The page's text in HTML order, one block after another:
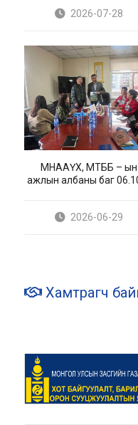
2026-07-28
МНААҮХ, МТББ – ын
ажлын албаны баг
2026-06-29
Хамтрагч